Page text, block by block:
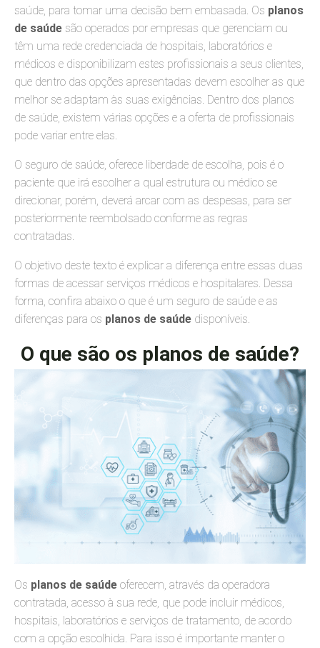
saúde, para tomar uma decisão bem embasada. Os planos
de saúde são operados por empresas que gerenciam ou
têm uma rede credenciada de hospitais, laboratórios e
médicos e disponibilizam estes profissionais a seus clientes,
que dentro das opções apresentadas devem escolher as que
melhor se adaptam às suas exigências. Dentro dos planos
de saúde, existem várias opções e a oferta de profissionais
pode variar entre elas.
O seguro de saúde, oferece liberdade de escolha, pois é o
paciente que irá escolher a qual estrutura ou médico se
direcionar, porém, deverá arcar com as despesas, para ser
posteriormente reembolsado conforme as regras
contratadas.
O objetivo deste texto é explicar a diferença entre essas duas
formas de acessar serviços médicos e hospitalares. Dessa
forma, confira abaixo o que é um seguro de saúde e as
diferenças para os planos de saúde disponíveis.
O que são os planos de saúde?
Os planos de saúde oferecem, através da operadora
contratada, acesso à sua rede, que pode incluir médicos,
hospitais, laboratórios e serviços de tratamento, de acordo
com a opção escolhida. Para isso é importante manter o